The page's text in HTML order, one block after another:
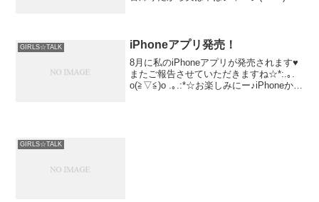
GIRLS☆TALK iPhoneアプリ発売！
8月に私のiPhoneアプリが発売されます♥
またご報告させていただきますね☆*:.｡.
o(≧▽≦)o .｡.:*☆お楽しみにー♪iPhoneから
GIRLS☆TALK